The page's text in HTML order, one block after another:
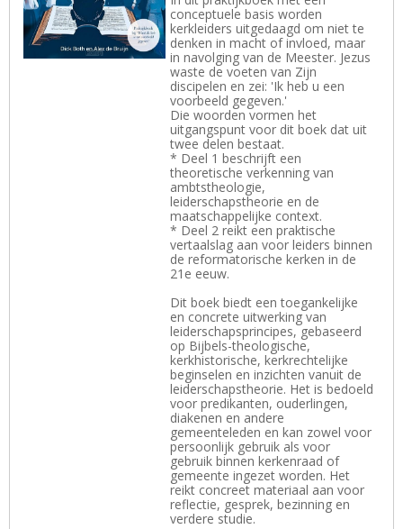
conceptuele basis worden
kerkleiders uitgedaagd om niet te
denken in macht of invloed, maar
in navolging van de Meester. Jezus
waste de voeten van Zijn
discipelen en zei: 'Ik heb u een
voorbeeld gegeven.'
Die woorden vormen het
uitgangspunt voor dit boek dat uit
twee delen bestaat.
* Deel 1 beschrijft een
theoretische verkenning van
ambtstheologie,
leiderschapstheorie en de
maatschappelijke context.
* Deel 2 reikt een praktische
vertaalslag aan voor leiders binnen
de reformatorische kerken in de
21e eeuw.
Dit boek biedt een toegankelijke
en concrete uitwerking van
leiderschapsprincipes, gebaseerd
op Bijbels-theologische,
kerkhistorische, kerkrechtelijke
beginselen en inzichten vanuit de
leiderschapstheorie. Het is bedoeld
voor predikanten, ouderlingen,
diakenen en andere
gemeenteleden en kan zowel voor
persoonlijk gebruik als voor
gebruik binnen kerkenraad of
gemeente ingezet worden. Het
reikt concreet materiaal aan voor
reflectie, gesprek, bezinning en
verdere studie.